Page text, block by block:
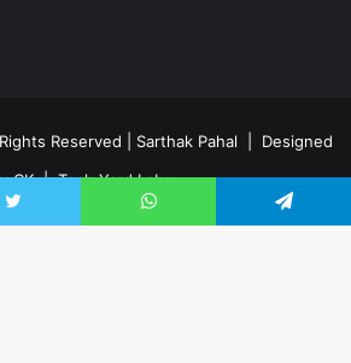
Reserved | Sarthak Pahal | Designed
CK|Tech Yard Labs
WhatsApp Telegram